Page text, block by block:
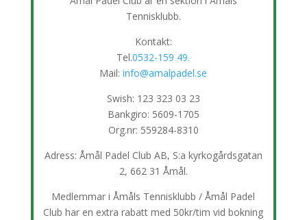
Tennisklubb.
Kontakt:
Tel.0532-159 49.
Mail:info@amalpadel.se
Swish: 123 323 03 23
Bankgiro: 5609-1705
Org.nr: 559284-8310
Adress: Åmål Padel Club AB, S:a kyrkogårdsgatan
2, 662 31 Åmål.
Medlemmar i Åmåls Tennisklubb / Åmål Padel
Club har en extra rabatt med 50kr/tim vid bokning